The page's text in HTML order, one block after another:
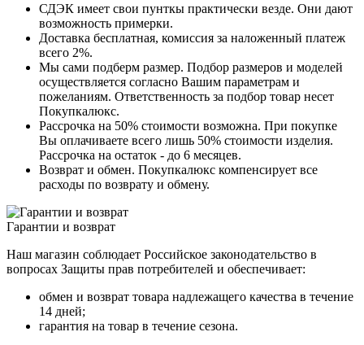
СДЭК имеет свои пунткы практически везде. Они дают
возможность примерки.
Доставка бесплатная, комиссия за наложенный платеж
всего 2%.
Мы сами подберм размер. Подбор размеров и моделей
осуществляется согласно Вашим параметрам и
пожеланиям. Ответственность за подбор товар несет
Покупкалюкс.
Рассрочка на 50% стоимости возможна. При покупке
Вы оплачиваете всего лишь 50% стоимости изделия.
Рассрочка на остаток - до 6 месяцев.
Возврат и обмен. Покупкалюкс компенсирует все
расходы по возврату и обмену.
Гарантии и возврат
Наш магазин соблюдает Российское законодательство в
вопросах Защиты прав потребителей и обеспечивает:
обмен и возврат товара надлежащего качества в течение
14 дней;
гарантия на товар в течение сезона.